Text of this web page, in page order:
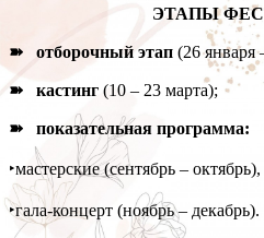
ЭТАПЫ
➽ отборочный этап (26 января
➽ кастинг (10 – 23 марта);
➽ показательная программа:
‣мастерские (сентябрь – октябрь),
‣гала-концерт (ноябрь – декабрь).